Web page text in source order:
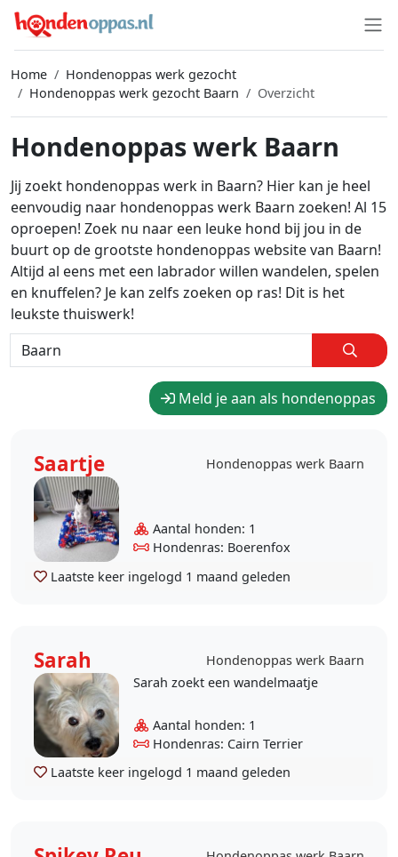
Home
Hondenoppas werk gezocht
Hondenoppas werk gezocht Baarn
Overzicht
Hondenoppas werk Baarn
Jij zoekt hondenoppas werk in Baarn? Hier kan je heel
eenvoudig naar hondenoppas werk Baarn zoeken! Al 15
oproepen! Zoek nu naar een leuke hond bij jou in de
buurt op de grootste hondenoppas website van Baarn!
Altijd al eens met een labrador willen wandelen, spelen
en knuffelen? Je kan zelfs zoeken op ras! Dit is het
leukste thuiswerk!
Meld je aan als hondenoppas
Saartje Hondenoppas werk Baarn
Aantal honden: 1
Hondenras: Boerenfox
Laatste keer ingelogd 1 maand geleden
Sarah
Hondenoppas werk Baarn
Sarah zoekt een wandelmaatje
Aantal honden: 1
Hondenras: Cairn Terrier
Laatste keer ingelogd 1 maand geleden